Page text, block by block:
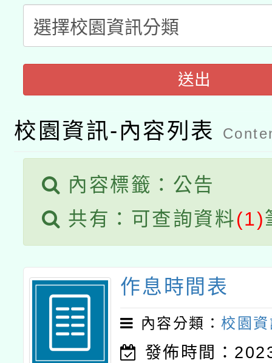
招)
本館辦理115年度閱讀
暨閱讀推動專業研習
科技賦能─人工智慧
A3數位素養講師名單
pilot」
有關大陸委員會函釋公
薪期間赴陸應申請許可
業技術研究院辦理「
用水績優單位及節水達
115年8月22日(星期六
桃園市孔廟祈福系列
2026年桃園地景藝術
送出
校園資訊-內容列表
內容標籤：公告
共有：可查詢資料(1)
作息時間表
內容分類：校園
發佈時間：